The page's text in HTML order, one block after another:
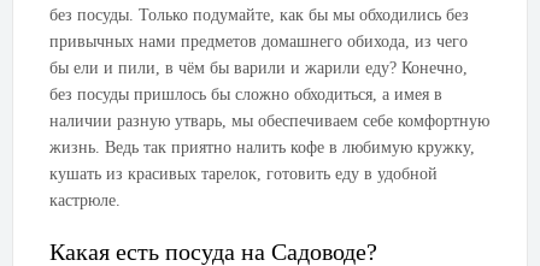
без посуды. Только подумайте, как бы мы обходились без
привычных нами предметов домашнего обихода, из чего
бы ели и пили, в чём бы варили и жарили еду? Конечно,
без посуды пришлось бы сложно обходиться, а имея в
наличии разную утварь, мы обеспечиваем себе комфортную
жизнь. Ведь так приятно налить кофе в любимую кружку,
кушать из красивых тарелок, готовить еду в удобной
кастрюле.
Какая есть посуда на Садоводе?